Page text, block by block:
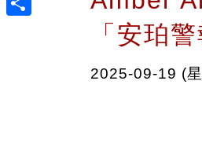
「安珀警
2025-09-19 (